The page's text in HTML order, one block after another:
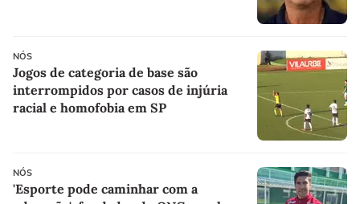
NÓS
Jogos de categoria de base são
interrompidos por casos de injúria
racial e homofobia em SP
NÓS
'Esporte pode caminhar com a